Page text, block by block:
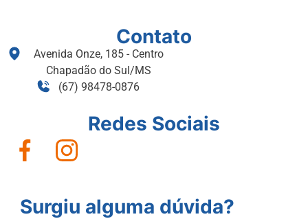
Contato
Avenida Onze, 185 - Centro
Chapadão do Sul/MS
(67) 98478-0876
Redes Sociais
Surgiu alguma dúvida?